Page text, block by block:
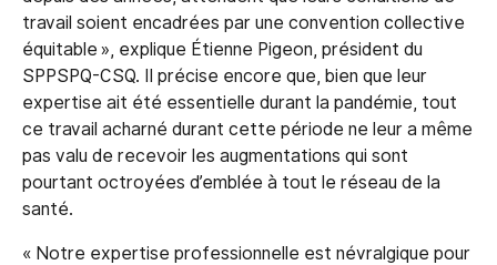
travail soient encadrées par une convention collective
équitable », explique Étienne Pigeon, président du
SPPSPQ-CSQ. Il précise encore que, bien que leur
expertise ait été essentielle durant la pandémie, tout
ce travail acharné durant cette période ne leur a même
pas valu de recevoir les augmentations qui sont
pourtant octroyées d’emblée à tout le réseau de la
santé.
« Notre expertise professionnelle est névralgique pour